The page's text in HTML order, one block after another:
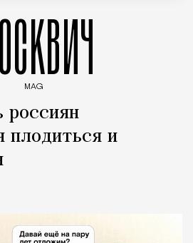
MAG
россиян
плодиться и